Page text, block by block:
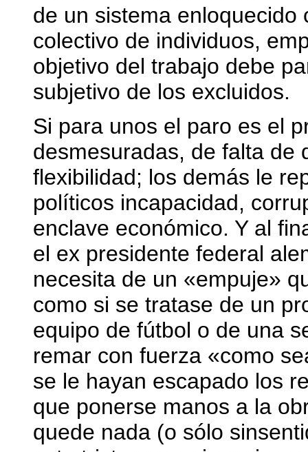
de un sistema
colectivo de individuos,
objetivo del trabajo debe
subjetivo de los excluidos.
Si para unos el paro es el
desmesuradas, de falta de
flexibilidad; los demás le
políticos incapacidad,
enclave económico. Y al
el ex presidente federal
necesita de un «empuje»
como si se tratase de un
equipo de fútbol o de una
remar con fuerza «como
se le hayan escapado los
que ponerse manos a la
quede nada (o sólo